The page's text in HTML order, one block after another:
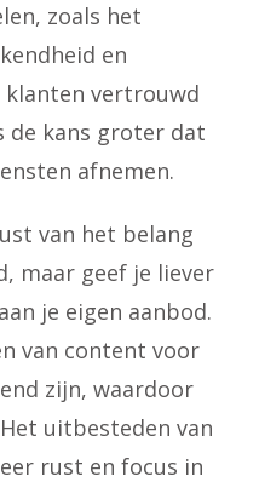
zoals het
en
klanten vertrouwd
de kans groter dat
afnemen.
van het belang
maar geef je liever
je eigen aanbod.
van content voor
zijn, waardoor
uitbesteden van
rust en focus in